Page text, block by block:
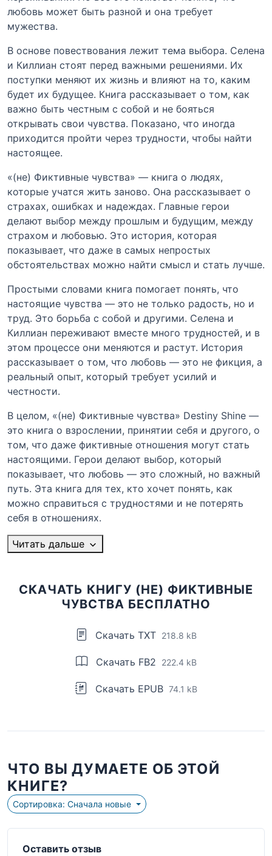
любовь может быть разной и она требует
мужества.
В основе повествования лежит тема выбора. Селена
и Киллиан стоят перед важными решениями. Их
поступки меняют их жизнь и влияют на то, каким
будет их будущее. Книга рассказывает о том, как
важно быть честным с собой и не бояться
открывать свои чувства. Показано, что иногда
приходится пройти через трудности, чтобы найти
настоящее.
«(не) Фиктивные чувства» — книга о людях,
которые учатся жить заново. Она рассказывает о
страхах, ошибках и надеждах. Главные герои
делают выбор между прошлым и будущим, между
страхом и любовью. Это история, которая
показывает, что даже в самых непростых
обстоятельствах можно найти смысл и стать лучше.
Простыми словами книга помогает понять, что
настоящие чувства — это не только радость, но и
труд. Это борьба с собой и другими. Селена и
Киллиан переживают вместе много трудностей, и в
этом процессе они меняются и растут. История
рассказывает о том, что любовь — это не фикция, а
реальный опыт, который требует усилий и
честности.
В целом, «(не) Фиктивные чувства» Destiny Shine —
это книга о взрослении, принятии себя и другого, о
том, что даже фиктивные отношения могут стать
настоящими. Герои делают выбор, который
показывает, что любовь — это сложный, но важный
путь. Эта книга для тех, кто хочет понять, как
можно справиться с трудностями и не потерять
себя в отношениях.
Читать дальше
СКАЧАТЬ КНИГУ (НЕ) ФИКТИВНЫЕ
ЧУВСТВА БЕСПЛАТНО
Скачать TXT 218.8 kB
Скачать FB2 222.4 kB
Скачать EPUB 74.1 kB
ЧТО ВЫ ДУМАЕТЕ ОБ ЭТОЙ
КНИГЕ?
Сортировка: Сначала новые
Оставить отзыв